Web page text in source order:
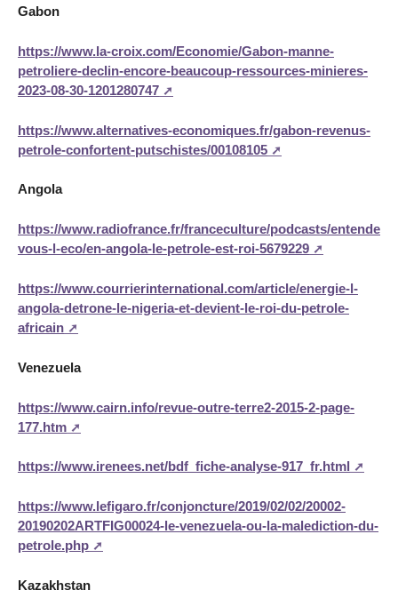
Gabon
https://www.la-croix.com/Economie/Gabon-manne-
petroliere-declin-encore-beaucoup-ressources-minieres-
2023-08-30-1201280747
https://www.alternatives-economiques.fr/gabon-revenus-
petrole-confortent-putschistes/00108105
Angola
https://www.radiofrance.fr/franceculture/podcasts/entendez-
vous-l-eco/en-angola-le-petrole-est-roi-5679229
https://www.courrierinternational.com/article/energie-l-
angola-detrone-le-nigeria-et-devient-le-roi-du-petrole-
africain
Venezuela
https://www.cairn.info/revue-outre-terre2-2015-2-page-
177.htm
https://www.irenees.net/bdf_fiche-analyse-917_fr.html
https://www.lefigaro.fr/conjoncture/2019/02/02/20002-
20190202ARTFIG00024-le-venezuela-ou-la-malediction-du-
petrole.php
Kazakhstan